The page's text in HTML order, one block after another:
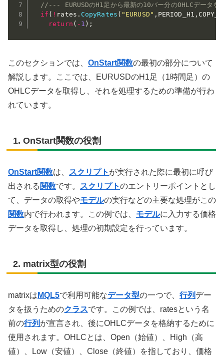
//--- EURUSDのH1足から最新の10バー分のOHLCデータを
if ( ! rates . CopyRates ( "EURUSD" , PERIOD_H1 ,
return ( - 1 ) ;
このセクションでは、 OnStart関数の最初の部分について
解説します。ここでは、EURUSDのH1足（1時間足）の
OHLCデータを取得し、それを処理するための準備が行わ
れています。
1. OnStart関数の役割
OnStart関数は、 スクリプト が実行された際に最初に呼び
出される 関数です。 スクリプトのエントリーポイントとし
て、データの取得やモデルの実行などの主要な処理がこの
関数内で行われます。この例では、 モデルに入力する価格
データを取得し、処理の初期設定を行っています。
2. matrix型の役割
matrixは MQL5で利用可能なデータ型の一つで、 行列 デー
タを扱うためのクラスです。この例では、ratesという名
前の行列 が宣言され、後にOHLCデータを格納するために
使用されます。OHLCとは、Open（始値）、High（高
値）、Low（安値）、Close（終値）を指しており、価格